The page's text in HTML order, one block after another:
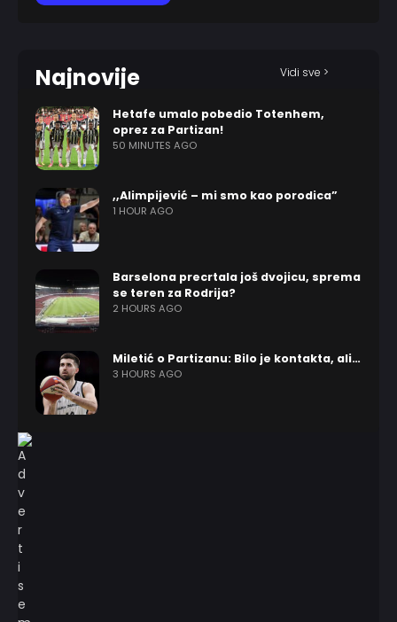
Najnovije Vidi sve >
Hetafe umalo pobedio Totenhem,
oprez za Partizan!
50 MINUTES AGO
,,Alimpijević – mi smo kao porodica”
1 HOUR AGO
Barselona precrtala još dvojicu, sprema
se teren za Rodrija?
2 HOURS AGO
Miletić o Partizanu: Bilo je kontakta, ali…
3 HOURS AGO